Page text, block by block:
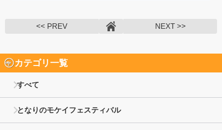
<< PREV NEXT >>
カテゴリ一覧
すべて
となりのモケイフェスティバル